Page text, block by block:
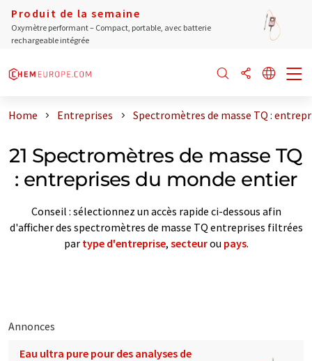
Produit de la semaine
Oxymètre performant – Compact, portable, avec batterie
rechargeable intégrée
Home Entreprises Spectromètres de masse TQ :
21 Spectromètres de masse TQ
: entreprises du monde entier
Conseil : sélectionnez un accès rapide ci-dessous afin
d'afficher des spectromètres de masse TQ entreprises filtrées
par type d'entreprise, secteurou pays.
Annonces
Eau ultra pure pour des analyses de